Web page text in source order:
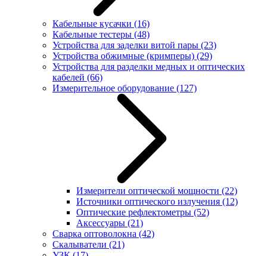
Кабельные кусачки (16)
Кабельные тестеры (48)
Устройства для заделки витой пары (23)
Устройства обжимные (кримперы) (29)
Устройства для разделки медных и оптических
кабелей (66)
Измерительное оборудование (127)
Измерители оптической мощности (22)
Источники оптического излучения (12)
Оптические рефлектометры (52)
Аксессуары (21)
Сварка оптоволокна (42)
Скалыватели (21)